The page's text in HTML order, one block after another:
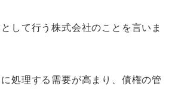
して行う株式会社のことを言いま
処理する需要が高まり、債権の管